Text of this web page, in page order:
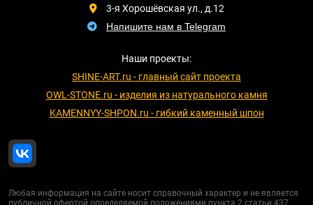
3-я Хорошёвская ул., д.12
Напишите нам в Telegram
Наши проекты:
SHINE-ART.ru - главный сайт проекта
OWL-STONE.ru - изделия из натурального камня
KAMENNYY-SHPON.ru - гибкий каменный шпон
Любая информация на сайте носит справочный характер и не является
публичной офертой определяемой положениями пункта 2 статьи 437